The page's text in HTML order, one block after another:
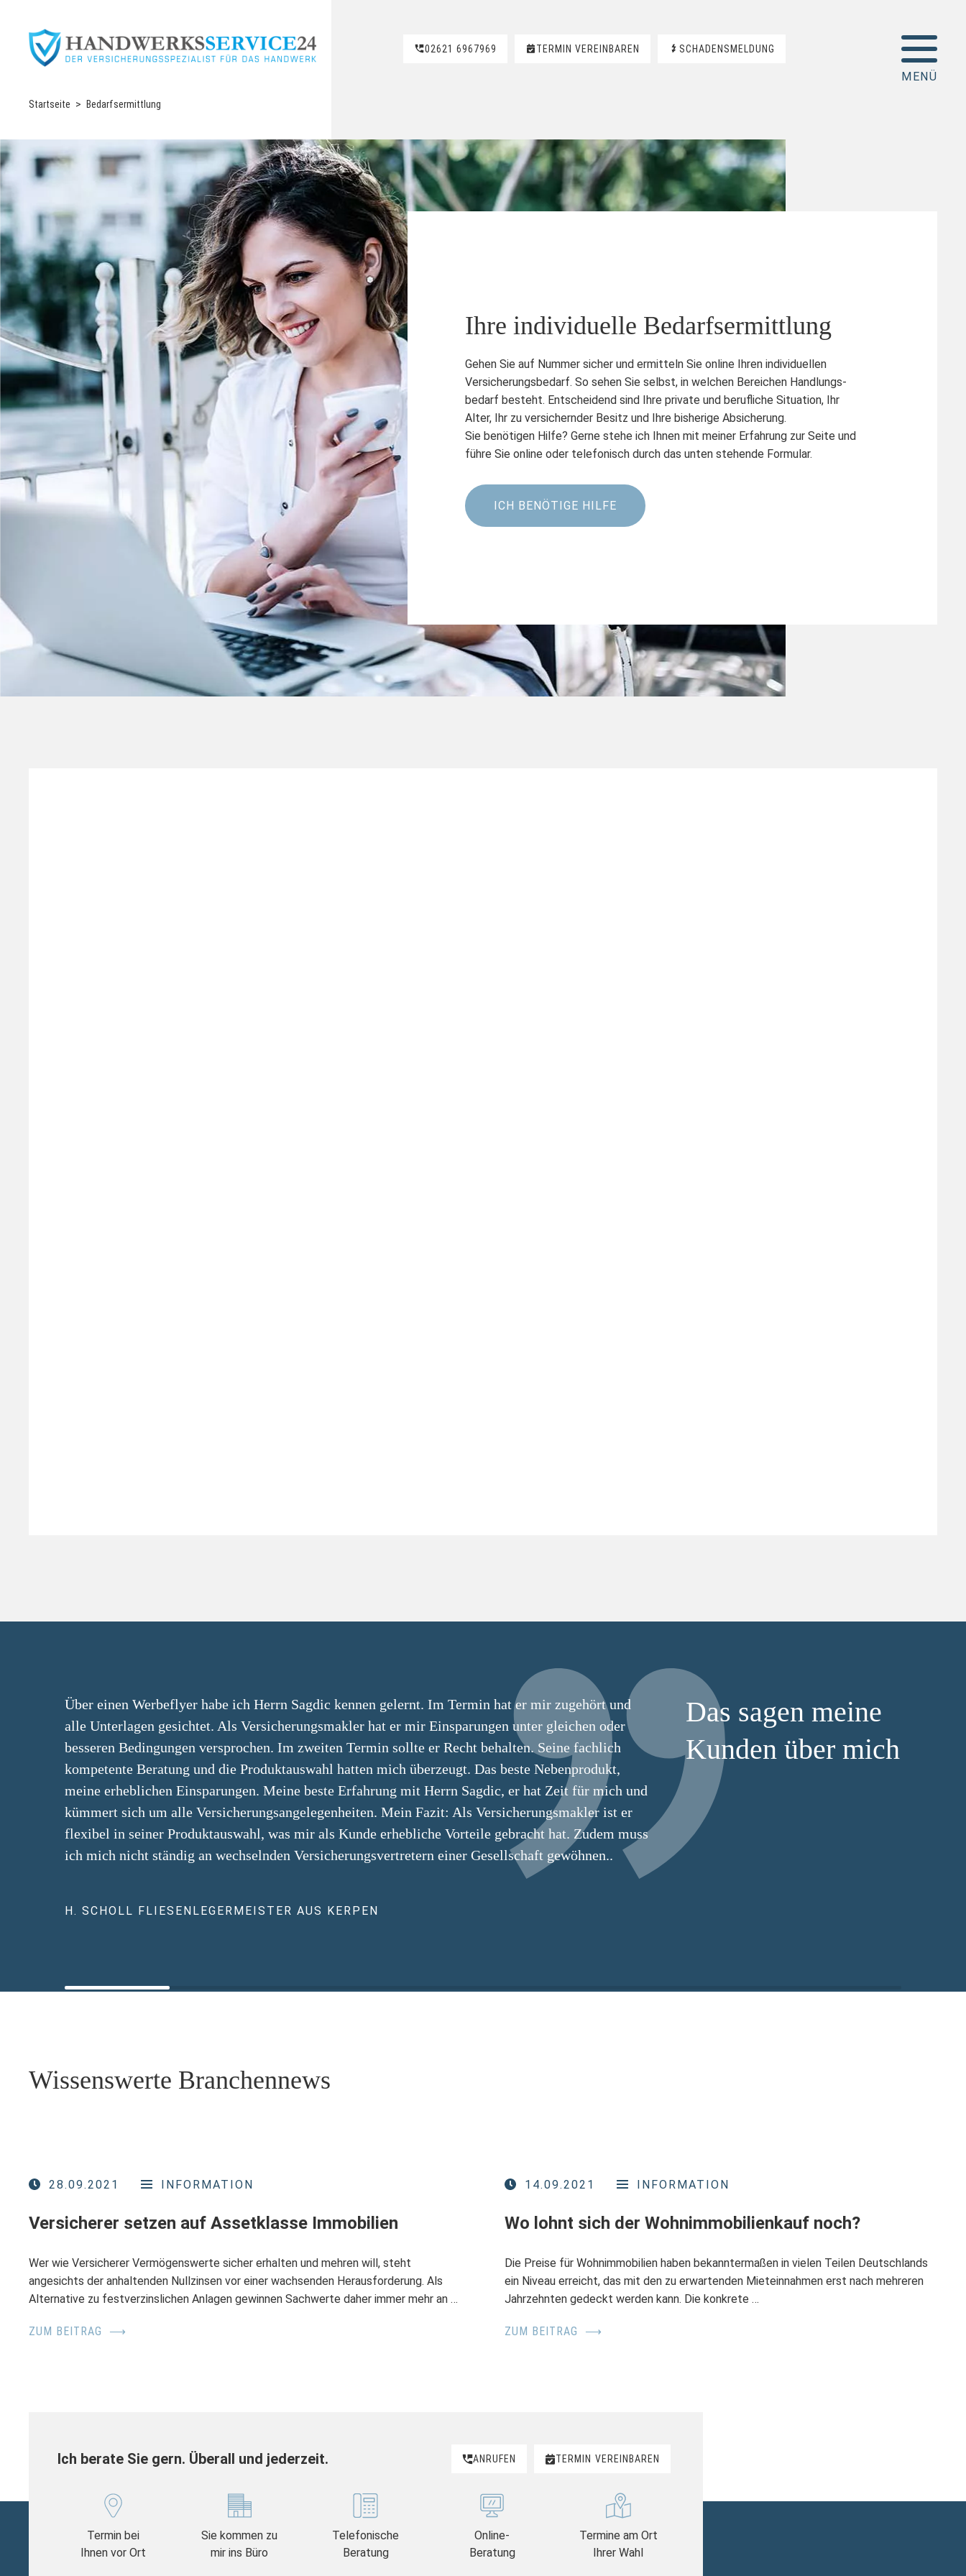
02621 6967969 TERMIN VEREINBAREN SCHADENSMELDUNG
Startseite Bedarfsermittlung
Ihre individuelle Bedarfsermittlung
Gehen Sie auf Nummer sicher und ermitteln Sie online Ihren individuellen
Versicherungsbedarf. So sehen Sie selbst, in welchen Bereichen Handlungs-
bedarf besteht. Entscheidend sind Ihre private und berufliche Situation, Ihr
Alter, Ihr zu versichernder Besitz und Ihre bisherige Absicherung.
Sie benötigen Hilfe? Gerne stehe ich Ihnen mit meiner Erfahrung zur Seite und
führe Sie online oder telefonisch durch das unten stehende Formular.
ICH BENÖTIGE HILFE
Das sagen meine
Kunden über mich
Über einen Werbeflyer habe ich Herrn Sagdic kennen gelernt. Im Termin hat er mir zugehört und
alle Unterlagen gesichtet. Als Versicherungsmakler hat er mir Einsparungen unter gleichen oder
besseren Bedingungen versprochen. Im zweiten Termin sollte er Recht behalten. Seine fachlich
kompetente Beratung und die Produktauswahl hatten mich überzeugt. Das beste Nebenprodukt,
meine erheblichen Einsparungen. Meine beste Erfahrung mit Herrn Sagdic, er hat Zeit für mich und
kümmert sich um alle Versicherungsangelegenheiten. Mein Fazit: Als Versicherungsmakler ist er
flexibel in seiner Produktauswahl, was mir als Kunde erhebliche Vorteile gebracht hat. Zudem muss
ich mich nicht ständig an wechselnden Versicherungsvertretern einer Gesellschaft gewöhnen..
H. SCHOLL FLIESENLEGERMEISTER AUS KERPEN
Wissenswerte Branchennews
28.09.2021 INFORMATION
Versicherer setzen auf Assetklasse Immobilien
Wer wie Versicherer Vermögenswerte sicher erhalten und mehren will, steht
angesichts der anhaltenden Nullzinsen vor einer wachsenden Herausforderung. Als
Alternative zu festverzinslichen Anlagen gewinnen Sachwerte daher immer mehr an …
ZUM BEITRAG ⟶
14.09.2021 INFORMATION
Wo lohnt sich der Wohnimmobilienkauf noch?
Die Preise für Wohnimmobilien haben bekanntermaßen in vielen Teilen Deutschlands
ein Niveau erreicht, das mit den zu erwartenden Mieteinnahmen erst nach mehreren
Jahrzehnten gedeckt werden kann. Die konkrete …
ZUM BEITRAG ⟶
Ich berate Sie gern. Überall und jederzeit. ANRUFEN TERMIN VEREINBAREN
Termin bei
Ihnen vor Ort
Sie kommen zu
mir ins Büro
Telefonische
Beratung
Online-
Beratung
Termine am Ort
Ihrer Wahl